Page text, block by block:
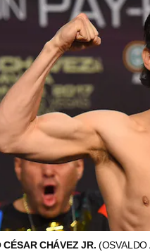
CÉSAR CHÁVEZ JR. (OSVALDO